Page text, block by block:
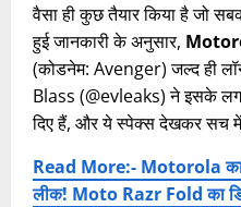
वैसा ही कुछ तैयार किया है जो
हुई जानकारी के अनुसार,
(कोडनेम: Avenger) जल्द ही
Blass (@evleaks) ने इसके
दिए हैं, और ये स्पेक्स देखकर सच
Read More:- Motorola का
लीक! Moto Razr Fold का